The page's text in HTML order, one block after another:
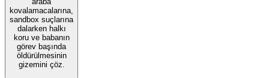
kovalamacalarına,
sandbox suçlarına
dalarken halkı
koru ve babanın
görev başında
öldürülmesinin
gizemini çöz.